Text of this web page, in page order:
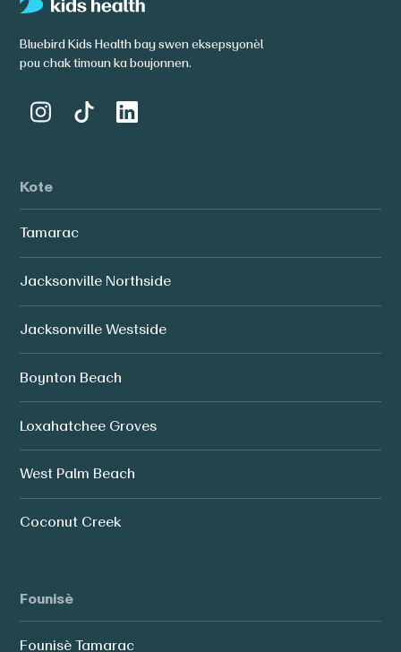
Bluebird Kids Health bay swen eksepsyonèl
pou chak timoun ka boujonnen.
Kote
Tamarac
Jacksonville Northside
Jacksonville Westside
Boynton Beach
Loxahatchee Groves
West Palm Beach
Coconut Creek
Founisè
Founisè Tamarac